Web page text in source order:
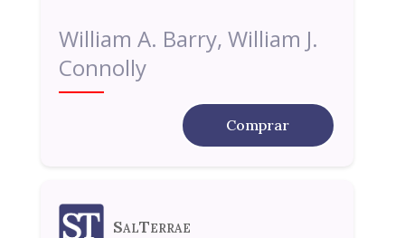
William A. Barry, William J.
Connolly
Comprar
SalTerrae